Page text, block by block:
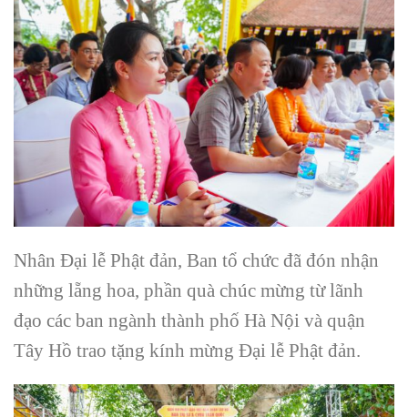
Nhân Đại lễ Phật đản, Ban tổ chức đã đón nhận
những lẵng hoa, phần quà chúc mừng từ lãnh
đạo các ban ngành thành phố Hà Nội và quận
Tây Hồ trao tặng kính mừng Đại lễ Phật đản.